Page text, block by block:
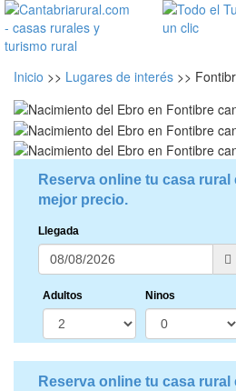
Inicio >> Lugares de interés >>
Reserva online tu casa rural
mejor precio.
Llegada
Adultos Ninos
Reserva online tu casa rural